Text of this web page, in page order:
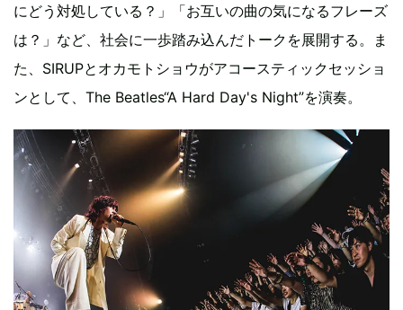
にどう対処している？」「お互いの曲の気になるフレーズ
は？」など、社会に一歩踏み込んだトークを展開する。ま
た、SIRUPとオカモトショウがアコースティックセッショ
ンとして、The Beatles“A Hard Day's Night”を演奏。